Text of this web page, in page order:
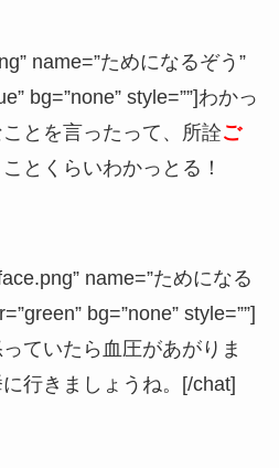
name=”ためになるぞう”
bg=”none” style=””]わかっ
とを言ったって、所詮ご
とくらいわかっとる！
name=”ためになる
bg=”none” style=””]
ていたら血圧があがりま
行きましょうね。[/chat]